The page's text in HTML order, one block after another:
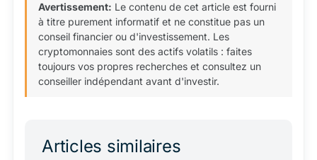
Avertissement: Le contenu de cet article est fourni
à titre purement informatif et ne constitue pas un
conseil financier ou d'investissement. Les
cryptomonnaies sont des actifs volatils : faites
toujours vos propres recherches et consultez un
conseiller indépendant avant d'investir.
Articles similaires